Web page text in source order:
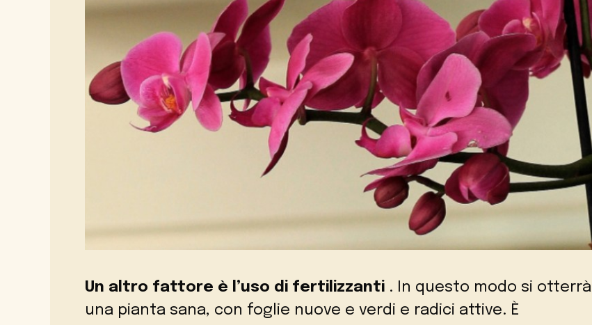
Un altro fattore è l’uso di fertilizzanti . In questo modo si otterrà
una pianta sana, con foglie nuove e verdi e radici attive. È